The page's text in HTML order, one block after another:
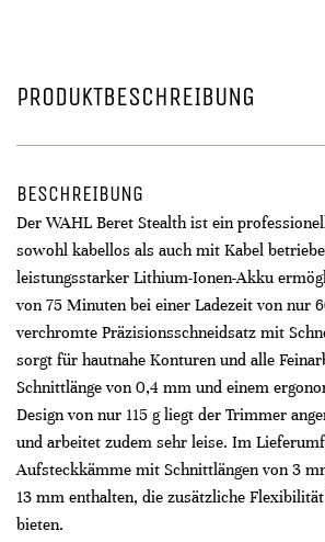
PRODUKTBESCHREIBUNG
BESCHREIBUNG
Der WAHL Beret Stealth ist ein
sowohl kabellos als auch mit Kabel
leistungsstarker Lithium-Ionen-Akku
von 75 Minuten bei einer Ladezeit von nur
verchromte Präzisionsschneidsatz mit
sorgt für hautnahe Konturen und alle
Schnittlänge von 0,4 mm und einem
Design von nur 115 g liegt der Trimmer
und arbeitet zudem sehr leise. Im
Aufsteckkämme mit Schnittlängen von 3
13 mm enthalten, die zusätzliche
bieten.